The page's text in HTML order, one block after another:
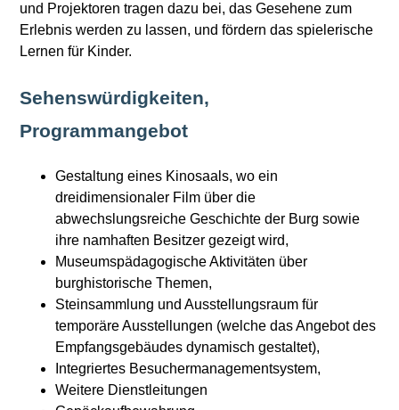
und Projektoren tragen dazu bei, das Gesehene zum
Erlebnis werden zu lassen, und fördern das spielerische
Lernen für Kinder.
Sehenswürdigkeiten,
Programmangebot
Gestaltung eines Kinosaals, wo ein
dreidimensionaler Film über die
abwechslungsreiche Geschichte der Burg sowie
ihre namhaften Besitzer gezeigt wird,
Museumspädagogische Aktivitäten über
burghistorische Themen,
Steinsammlung und Ausstellungsraum für
temporäre Ausstellungen (welche das Angebot des
Empfangsgebäudes dynamisch gestaltet),
Integriertes Besuchermanagementsystem,
Weitere Dienstleitungen